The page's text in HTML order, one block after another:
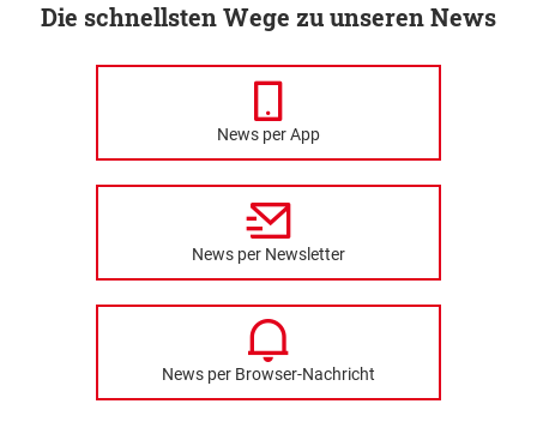
Die schnellsten Wege zu unseren News
News per App
News per Newsletter
News per Browser-Nachricht